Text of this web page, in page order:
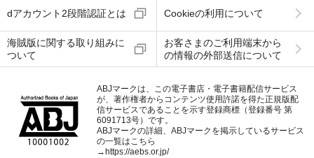
dアカウント2段階認証とは Cookieの利用について
海賊版に関する取り組みに
ついて
お客さまのご利用端末から
の情報の外部送信について
ABJマークは、この電子書店・電子書籍配信サービス
が、著作権者からコンテンツ使用許諾を得た正規版配
信サービスであることを示す登録商標（登録番号 第
6091713号）です。
ABJマークの詳細、ABJマークを掲示しているサービス
の一覧はこちら
→ https://aebs.or.jp/